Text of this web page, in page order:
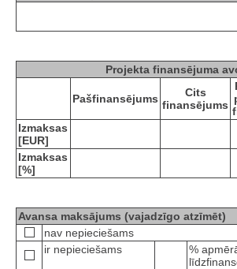
Projekta finansējuma
Pašfinansējums
Cits
finansējums
Izmaksas
[EUR]
Izmaksas
[%]
Avansa maksājums (vajadzīgo atzīmēt)
nav nepieciešams
ir nepieciešams
%